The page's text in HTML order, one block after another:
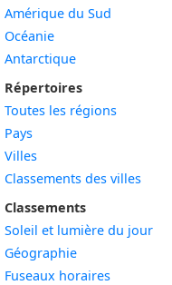
Amérique du Sud
Océanie
Antarctique
Répertoires
Toutes les régions
Pays
Villes
Classements des villes
Classements
Soleil et lumière du jour
Géographie
Fuseaux horaires